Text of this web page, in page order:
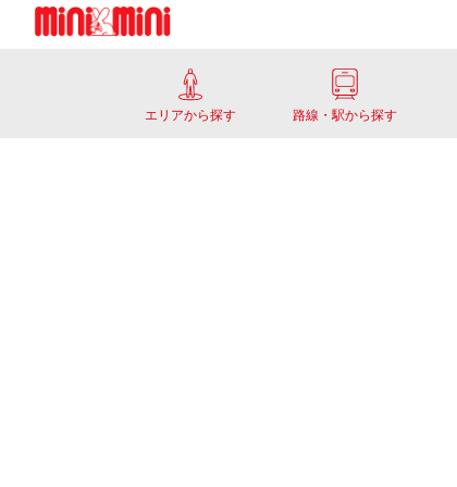
エリアから探す 路線・駅から探す